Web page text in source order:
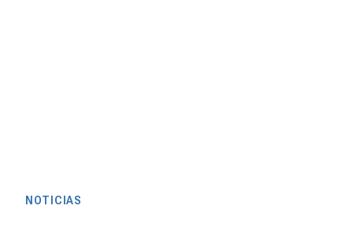
NOTICIAS